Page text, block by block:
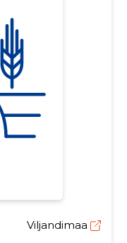
Viljandimaa